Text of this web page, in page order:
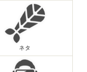
ネタ